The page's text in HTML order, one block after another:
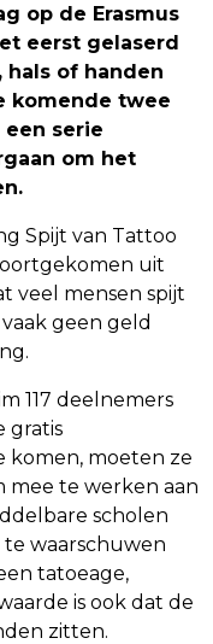
op de Erasmus
eerst gelaserd
of handen
komende twee
serie
om het
Spijt van Tattoo
uit
veel mensen spijt
geen geld
117 deelnemers
gratis
komen, moeten ze
mee te werken aan
scholen
waarschuwen
tatoeage,
is ook dat de
zitten.